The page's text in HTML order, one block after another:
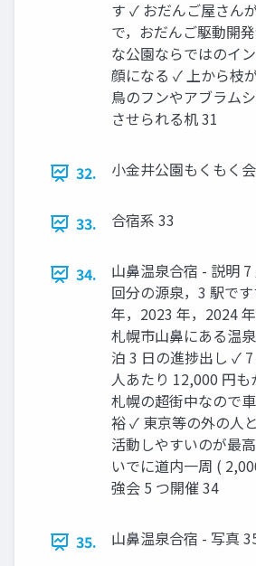
す ✓ おだんご屋さん
で，おだんご駆動開
な公園ならではのイ
顔になる ✓ 上から枝
鳥のフンやアブラム
させられる机 31
32. 小金井公園もくもく
33. 合宿系 33
34.
山鼻温泉合宿 - 説明
回分の源泉，3 駅で
年，2023 年，2024
札幌市山鼻にある温
泊 3 日の進捗出し ✓
人あたり 12,000 円
札幌の超街中なので
裕 ✓ 東京等の外の人
活動しやすいのが最
いでに道内一周 (
強会 5 つ開催 34
35. 山鼻温泉合宿 - 写真